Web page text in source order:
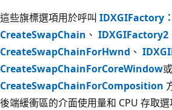
這些旗標選項用於呼叫 IDXGIFactory
CreateSwapChain 、 IDXGIFactory2
CreateSwapChainForHwnd 、
CreateSwapChainForCoreWindow或
CreateSwapChainForComposition
後端緩衝區的介面使用量和 CPU 存取